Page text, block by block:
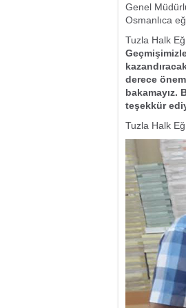
Genel
Osmanlıca
Tuzla Halk
derece
bakamayız.
teşekkür
Tuzla Halk